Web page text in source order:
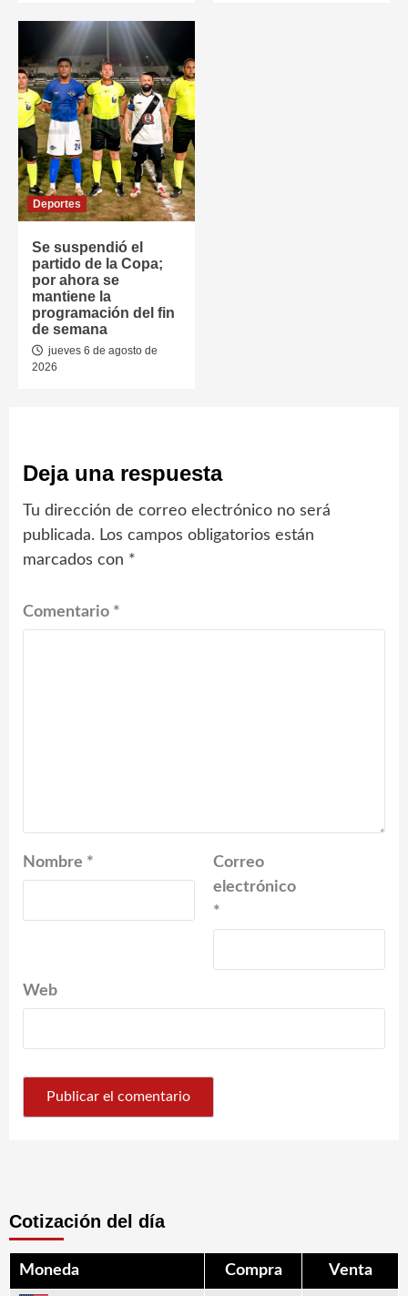
Deportes
Se suspendió el
partido de la Copa;
por ahora se
mantiene la
programación del fin
de semana
jueves 6 de agosto de
2026
Deja una respuesta
Tu dirección de correo electrónico no será
publicada. Los campos obligatorios están
marcados con *
Comentario *
Nombre *
Correo
electrónico
*
Web
Cotización del día
Moneda Compra Venta